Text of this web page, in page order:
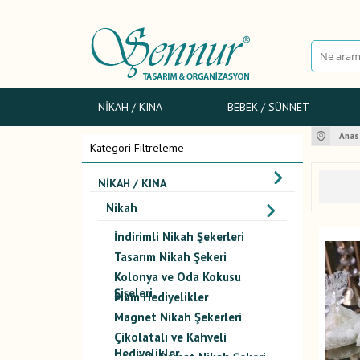
NIKAH / KINA BEBEK / SÜNNET
Kategori Filtreleme
NIKAH / KINA
Nikah
İndirimli Nikah Şekerleri
Tasarım Nikah Şekeri
Kolonya ve Oda Kokusu
Şişeleri
Mum Hediyelikler
Magnet Nikah Şekerleri
Çikolatalı ve Kahveli
Hediyelikler